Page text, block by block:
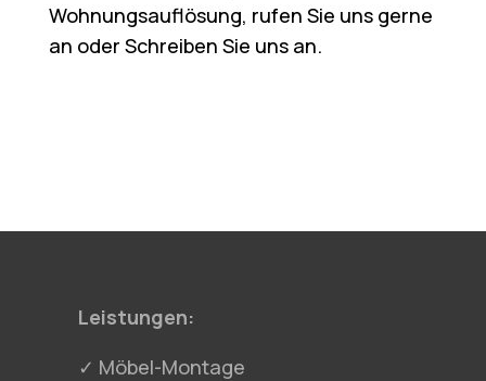
Wohnungsauflösung, rufen Sie uns gerne
an oder Schreiben Sie uns an.
Leistungen:
✓ Möbel-Montage